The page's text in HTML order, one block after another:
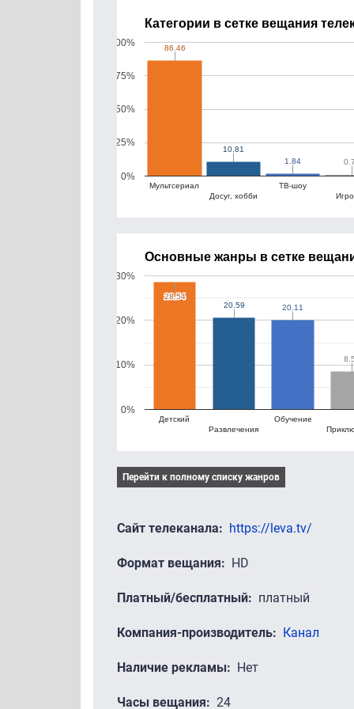
Категории в сетке вещания
Мультсериал
Досуг, хобби
ТВ-шоу
0%
25%
50%
75%
100% 86.46
86.46
10.81
10.81
1.84
1.84
Основные жанры в сетке
Детский
Развлечения
Обучение
0%
10%
20%
30%
28.54
28.54
20.59
20.59 20.11
20.11
Перейти к полному списку жанров
Сайт телеканала https://leva.tv/
Формат вещания HD
Платный/бесплатный платный
Компания-производитель Канал
Наличие рекламы Нет
Часы вещания 24